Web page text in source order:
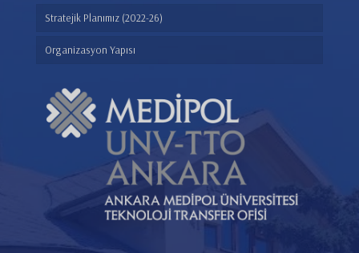
Stratejik Planımız (2022-26)
Organizasyon Yapısı